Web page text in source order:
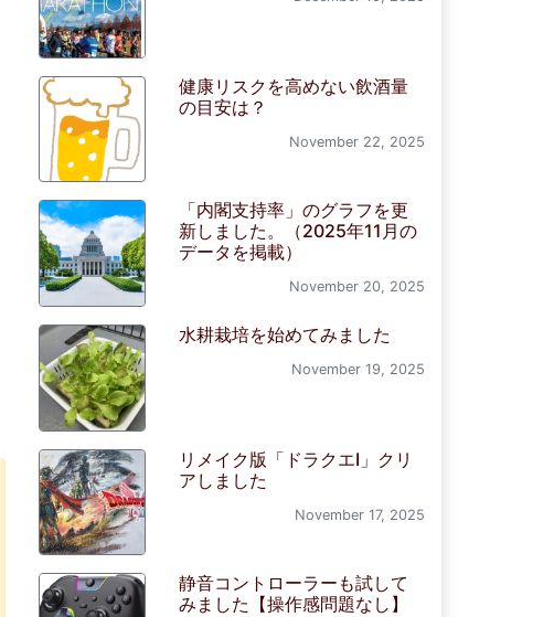
健康リスクを高めない飲酒量
の目安は？
November 22, 2025
「内閣支持率」のグラフを更
新しました。（2025年11月の
データを掲載）
November 20, 2025
水耕栽培を始めてみました
November 19, 2025
リメイク版「ドラクエI」クリ
アしました
November 17, 2025
静音コントローラーも試して
みました【操作感問題なし】